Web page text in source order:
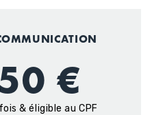
€
& éligible au CPF